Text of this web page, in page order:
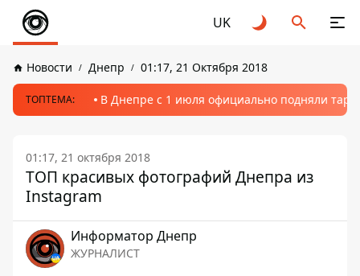
UK
Новости Днепр 01:17, 21 Октября 2018
ТОПТЕМА: В Днепре с 1 июля официально подняли
01:17, 21 октября 2018
ТОП красивых фотографий Днепра из
Instagram
Информатор Днепр
ЖУРНАЛИСТ